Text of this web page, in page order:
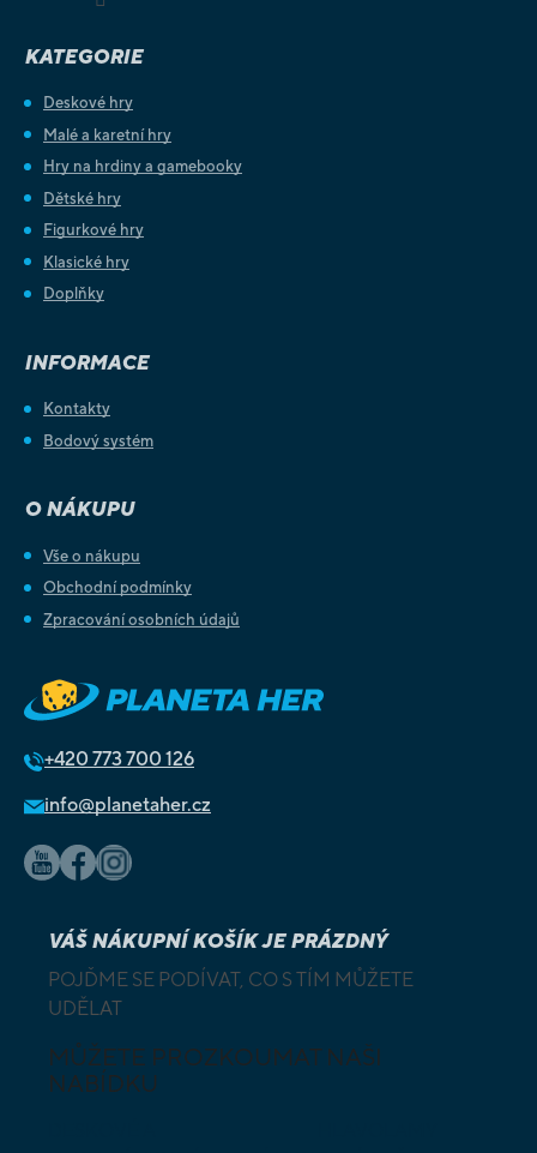
KATEGORIE
Deskové hry
Malé a karetní hry
Hry na hrdiny a gamebooky
Dětské hry
Figurkové hry
Klasické hry
Doplňky
INFORMACE
Kontakty
Bodový systém
O NÁKUPU
Vše o nákupu
Obchodní podmínky
Zpracování osobních údajů
+420 773 700 126
info@planetaher.cz
VÁŠ NÁKUPNÍ KOŠÍK JE PRÁZDNÝ
POJĎME SE PODÍVAT, CO S TÍM MŮŽETE
UDĚLAT
MŮŽETE PROZKOUMAT NAŠI
NABÍDKU